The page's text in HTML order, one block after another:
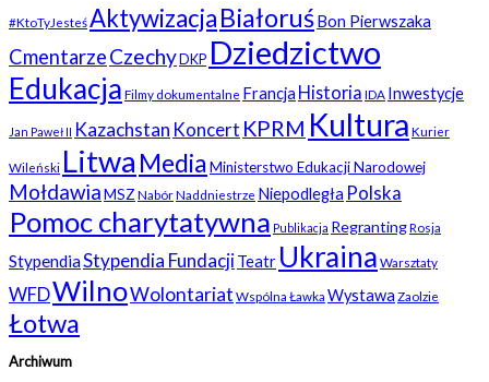
#KtoTyJesteśAktywizacjaBiałoruśBon Pierwszaka
CmentarzeCzechy DKP Dziedzictwo
Edukacja Filmy dokumentalne Francja Historia IDA Inwestycje
Jan Paweł II Kazachstan Koncert KPRM Kultura Kurier
Wileński Litwa MediaMinisterstwo Edukacji Narodowej
MołdawiaMSZ NabórNaddniestrze Niepodległa Polska
Pomoc charytatywna Publikacja RegrantingRosja
StypendiaStypendia FundacjiTeatr Ukraina Warsztaty
WFDWilnoWolontariat Wspólna Ławka Wystawa Zaolzie
Łotwa
Archiwum